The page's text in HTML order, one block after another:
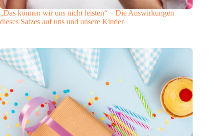
„Das können wir uns nicht leisten“ – Die Auswirkungen
dieses Satzes auf uns und unsere Kinder